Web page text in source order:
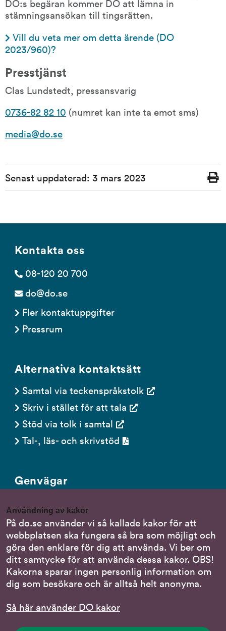
Användning av kakor
På do.se använder vi så kallade kakor för att
webbplatsen ska fungera så bra som möjligt och
göra den enklare för dig att använda. Vi ber om
ditt samtycke för att använda dessa kakor. OBS!
Kakorna sparar ingen personlig information om
dig som besökare och är alltså helt anonyma.
Så här använder DO kakor
DO:s begäran kommer DO att lämna in
stämningsansökan till tingsrätten.
Vill du veta mer om detta ärende (DO
2023/960)?
Presstjänst
Clas Lundstedt, pressansvarig
0736-82 82 10 (numret kan inte ta emot sms)
media@do.se
Sidinformation
Senast uppdaterad: 3 mars 2023
Skriv
ut
Kontakta oss
08-120 20 700
do@do.se
Fler kontaktuppgifter
Pressrum
Alternativa kontaktsätt
Samtal via teckenspråkstolk
Skriv i stället för att tala
Stöd via tolk i samtal
Tal-, läs- och skrivstöd
Genvägar
Nationella minoritetsspråk
Om DO:s webbplats
Behandling av personuppgifter
Följ oss
DO på LinkedIn